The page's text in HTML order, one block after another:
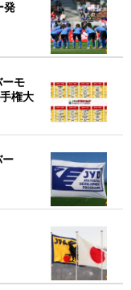
発
モ
権大
ー